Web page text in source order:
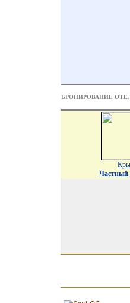
БРОНИРОВАНИЕ